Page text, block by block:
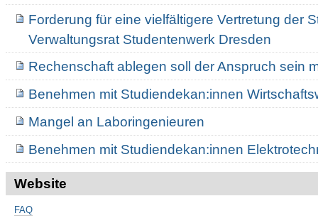
Forderung für eine vielfältigere Vertretung der
Verwaltungsrat Studentenwerk Dresden
Rechenschaft ablegen soll der Anspruch sein
Benehmen mit Studiendekan:innen
Mangel an Laboringenieuren
Benehmen mit Studiendekan:innen
Website
FAQ